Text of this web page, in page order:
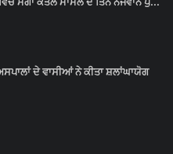
ਦੇ ਵਾਸੀਆਂ ਨੇ ਕੀਤਾ ਸ਼ਲਾਂਘਾਯੋਗ